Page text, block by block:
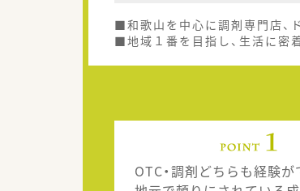
■和歌山を中心に調剤専門店、
■地域１番を目指し、生活に密
OTC・調剤どちらも経験が